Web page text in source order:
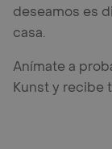
deseamos es
casa.
Anímate a
Kunst y recibe